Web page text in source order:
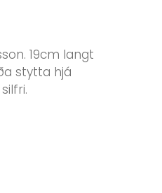
19cm langt
stytta hjá